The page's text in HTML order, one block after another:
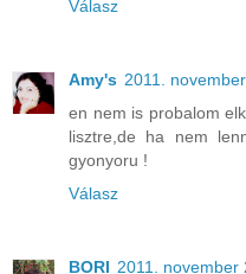
Válasz
Amy's 2011.
en nem is probalom
lisztre,de ha nem
gyonyoru !
Válasz
BORI 2011. november